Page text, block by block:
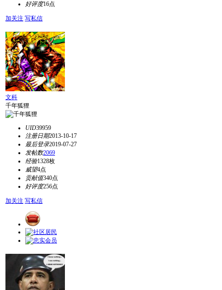
好评度16点
加关注 写私信
文科
千年狐狸
UID39959
注册日期2013-10-17
最后登录2019-07-27
发帖数2069
经验1328枚
威望4点
贡献值340点
好评度256点
加关注 写私信